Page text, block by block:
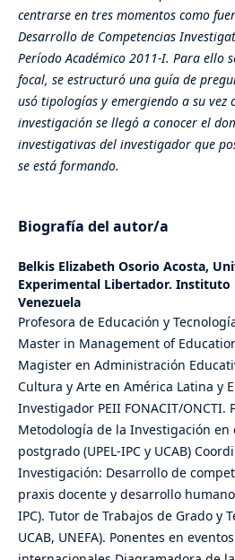
centrarse en tres momentos como
Desarrollo de Competencias
Período Académico 2011-I. Para ello
focal, se estructuró una guía de
usótipologías y emergiendo a su vez
investigación se llegó a conocer el
investigativas del investigador que
se está formando.
Biografía del autor/a
Belkis Elizabeth Osorio Acosta,
Experimental Libertador. Instituto
Venezuela
Profesora de Educación y
Master in Management of
Magister en Administración
Cultura y Arte en América Latina y
Investigador PEII FONACIT/ONCTI.
Metodología de la Investigación
postgrado (UPEL-IPC y UCAB)
Investigación: Desarrollo de
praxis docente y desarrollo humano
IPC). Tutor de Trabajos de Grado y
UCAB, UNEFA). Ponentes en